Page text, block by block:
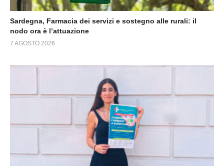
Sardegna, Farmacia dei servizi e sostegno alle rurali: il
nodo ora è l’attuazione
7 AGOSTO 2026